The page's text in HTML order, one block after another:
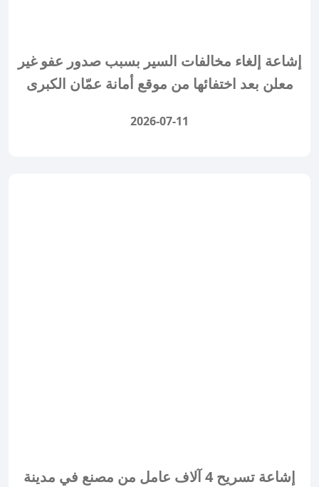
إشاعة إلغاء مخالفات السير بسبب صدور عفو غير
معلن بعد اختفائها من موقع أمانة عمّان الكبرى
2026-07-11
إشاعة تسريح 4 آلاف عامل من مصنع في مدينة